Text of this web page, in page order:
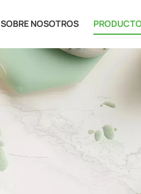
SOBRE NOSOTROS